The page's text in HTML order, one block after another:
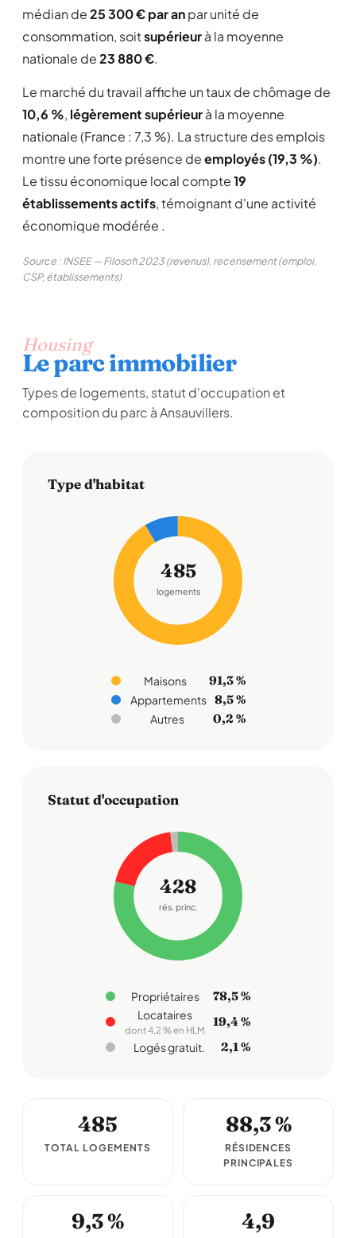
médian de25 300 € par anpar unité de
consommation, soitsupérieurà la moyenne
nationale de23 880 €.
Le marché du travail affiche un taux de chômage de
10,6 %, légèrement supérieurà la moyenne
nationale (France : 7,3 %). La structure des emplois
montre une forte présence deemployés (19,3 %).
Le tissu économique local compte19
établissements actifs, témoignant d'une activité
économique modérée .
Source : INSEE — Filosofi 2023 (revenus), recensement (emploi,
CSP, établissements)
Housing
Le parc immobilier
Types de logements, statut d'occupation et
composition du parc à Ansauvillers.
Type d'habitat
485
logements
Maisons 91,3 %
Appartements 8,5 %
Autres 0,2 %
Statut d'occupation
428
rés. princ.
Propriétaires 78,5 %
Locataires
dont 4,2 % en HLM
19,4 %
Logés gratuit. 2,1 %
485
TOTAL LOGEMENTS
88,3 %
RÉSIDENCES
PRINCIPALES
9,3 % 4,9